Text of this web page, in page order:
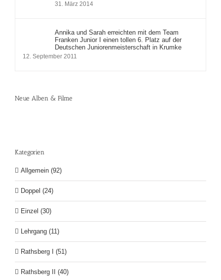
31. März 2014
Annika und Sarah erreichten mit dem Team
Franken Junior I einen tollen 6. Platz auf der
Deutschen Juniorenmeisterschaft in Krumke
12. September 2011
Neue Alben & Filme
Kategorien
Allgemein (92)
Doppel (24)
Einzel (30)
Lehrgang (11)
Rathsberg I (51)
Rathsberg II (40)